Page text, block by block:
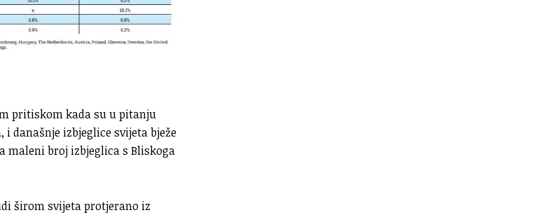
pritiskom kada su u pitanju
i današnje izbjeglice svijeta bježe
maleni broj izbjeglica s Bliskoga
širom svijeta protjerano iz